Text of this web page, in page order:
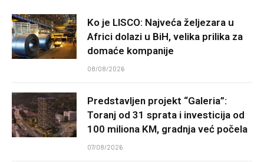
Ko je LISCO: Najveća željezara u
Africi dolazi u BiH, velika prilika za
domaće kompanije
08/08/2026
Predstavljen projekt “Galeria”:
Toranj od 31 sprata i investicija od
100 miliona KM, gradnja već počela
07/08/2026